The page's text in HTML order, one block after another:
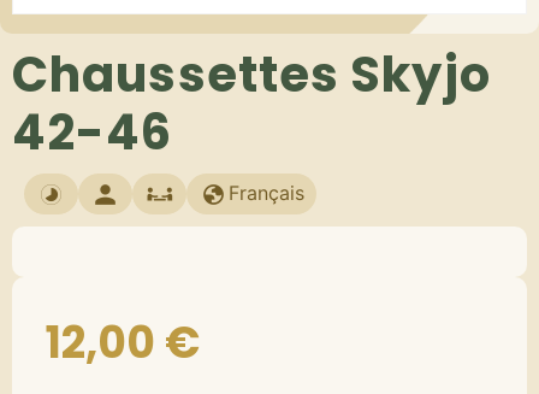
Chaussettes Skyjo
42-46
Français
12,00€